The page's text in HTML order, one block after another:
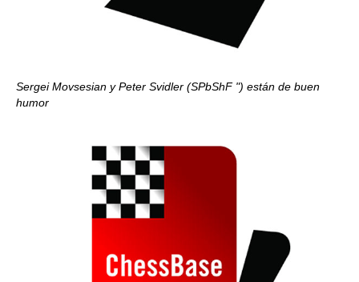
Sergei Movsesian y Peter Svidler (SPbShF ") están de buen
humor